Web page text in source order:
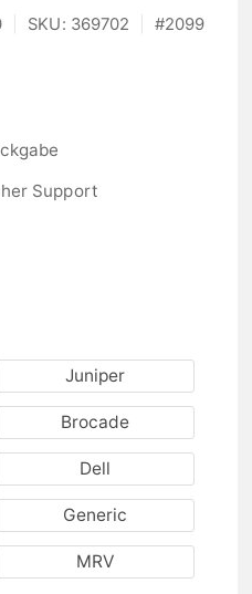
SKU: 369702 #2099
Support
Juniper
Brocade
Dell
Generic
MRV